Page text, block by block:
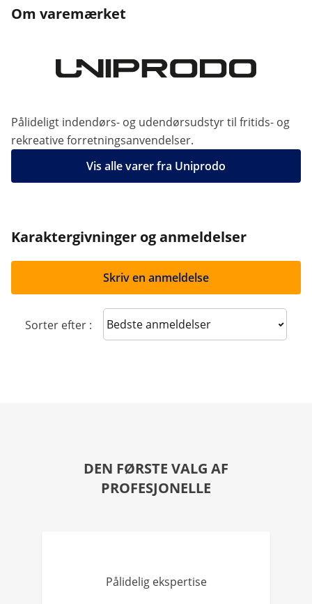
Om varemærket
Pålideligt indendørs- og udendørsudstyr til fritids- og
rekreative forretningsanvendelser.
Vis alle varer fra Uniprodo
Karaktergivninger og anmeldelser
Skriv en anmeldelse
Sorter efter : Sort reviews
DEN FØRSTE VALG AF
PROFESJONELLE
Pålidelig ekspertise